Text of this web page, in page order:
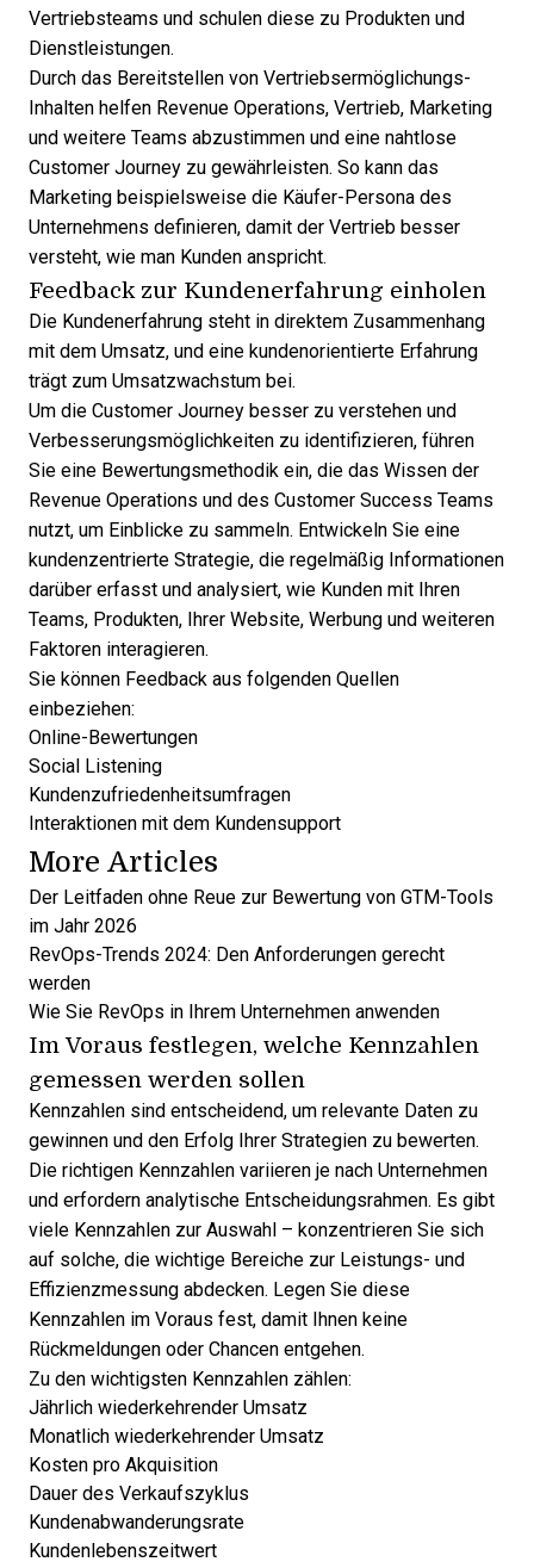
Vertriebsteams und schulen diese zu Produkten und
Dienstleistungen.
Durch das Bereitstellen von Vertriebsermöglichungs-
Inhalten helfen Revenue Operations, Vertrieb, Marketing
und weitere Teams abzustimmen und eine nahtlose
Customer Journey zu gewährleisten. So kann das
Marketing beispielsweise die Käufer-Persona des
Unternehmens definieren, damit der Vertrieb besser
versteht, wie man Kunden anspricht.
Feedback zur Kundenerfahrung einholen
Die Kundenerfahrung steht in direktem Zusammenhang
mit dem Umsatz, und eine kundenorientierte Erfahrung
trägt zum Umsatzwachstum bei.
Um die Customer Journey besser zu verstehen und
Verbesserungsmöglichkeiten zu identifizieren, führen
Sie eine Bewertungsmethodik ein, die das Wissen der
Revenue Operations und des Customer Success Teams
nutzt, um Einblicke zu sammeln. Entwickeln Sie eine
kundenzentrierte Strategie, die regelmäßig Informationen
darüber erfasst und analysiert, wie Kunden mit Ihren
Teams, Produkten, Ihrer Website, Werbung und weiteren
Faktoren interagieren.
Sie können Feedback aus folgenden Quellen
einbeziehen:
Online-Bewertungen
Social Listening
Kundenzufriedenheitsumfragen
Interaktionen mit dem Kundensupport
More Articles
Der Leitfaden ohne Reue zur Bewertung von GTM-Tools
im Jahr 2026
RevOps-Trends 2024: Den Anforderungen gerecht
werden
Wie Sie RevOps in Ihrem Unternehmen anwenden
Im Voraus festlegen, welche Kennzahlen
gemessen werden sollen
Kennzahlen sind entscheidend, um relevante Daten zu
gewinnen und den Erfolg Ihrer Strategien zu bewerten.
Die richtigen Kennzahlen variieren je nach Unternehmen
und erfordern analytische Entscheidungsrahmen. Es gibt
viele Kennzahlen zur Auswahl – konzentrieren Sie sich
auf solche, die wichtige Bereiche zur Leistungs- und
Effizienzmessung abdecken. Legen Sie diese
Kennzahlen im Voraus fest, damit Ihnen keine
Rückmeldungen oder Chancen entgehen.
Zu den wichtigsten Kennzahlen zählen:
Jährlich wiederkehrender Umsatz
Monatlich wiederkehrender Umsatz
Kosten pro Akquisition
Dauer des Verkaufszyklus
Kundenabwanderungsrate
Kundenlebenszeitwert